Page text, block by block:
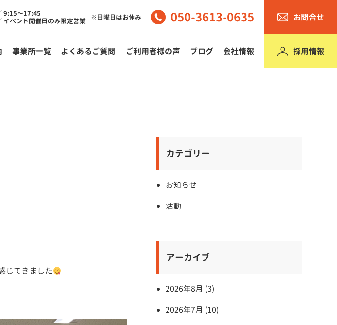
9:15～17:45
イベント開催日のみ限定営業
※日曜日はお休み 050-3613-0635
事業所一覧 よくあるご質問 ご利用者様の声 ブログ 会社情報
お問合せ
採用情報
じてきました
カテゴリー
お知らせ
活動
アーカイブ
2026年8月 (3)
2026年7月 (10)